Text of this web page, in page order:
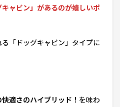
ャビン」があるのが嬉しいポ
「ドッグキャビン」タイプに
適さのハイブリッド！ を味わ